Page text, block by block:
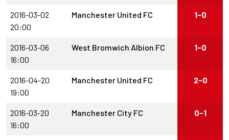
2016-03-02
20:00
Manchester United FC 1-0
2016-03-06
16:00
West Bromwich Albion FC 1-0
2016-04-20
19:00
Manchester United FC 2-0
2016-03-20
16:00
Manchester City FC 0-1